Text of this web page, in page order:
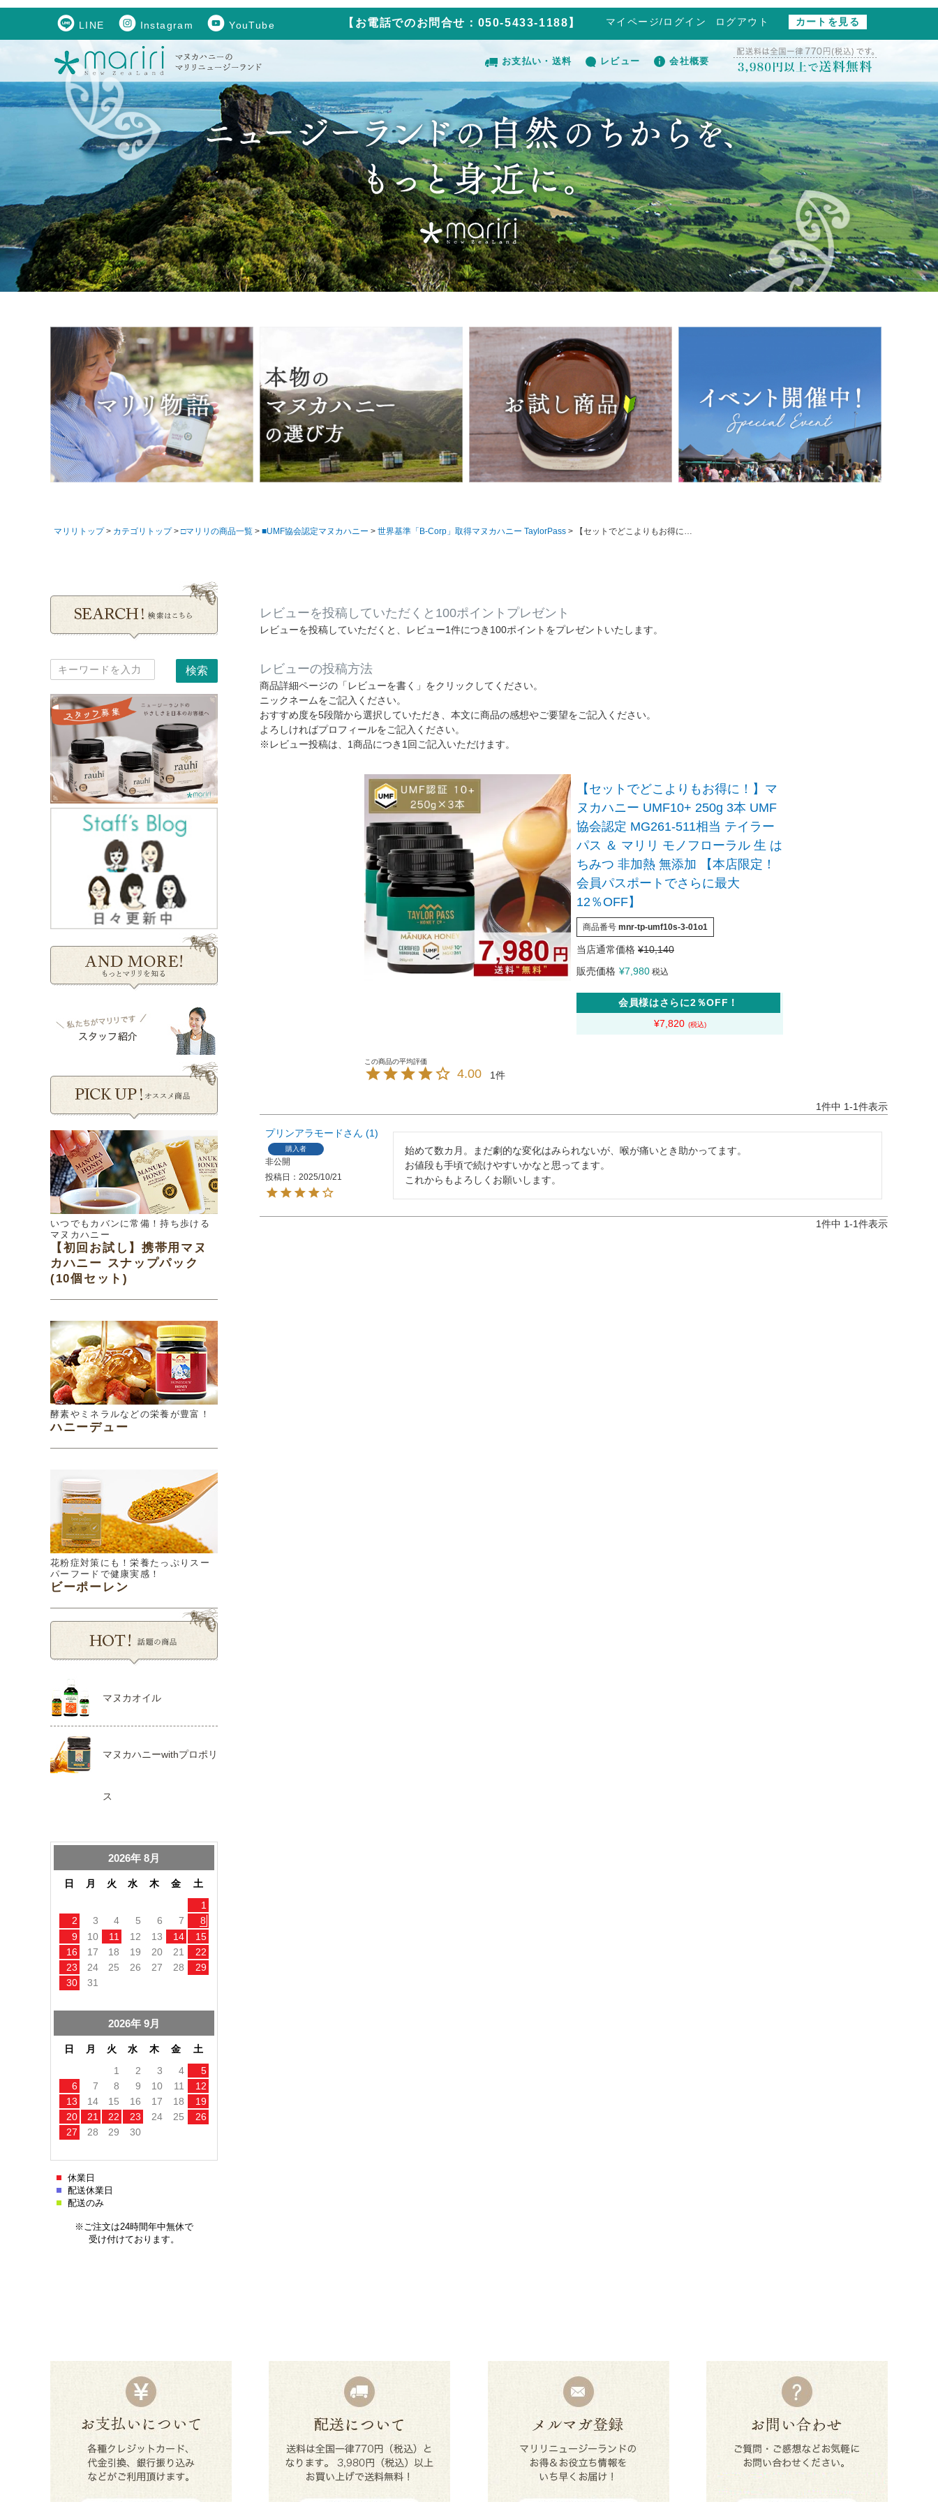
LINE Instagram YouTube 【お電話でのお問合せ：050-5433-1188】 マイページ/ログイン ログアウト カートを見る
お支払い・送料 レビュー 会社概要
マリリトップ カテゴリトップ □マリリの商品一覧 ■UMF協会認定マヌカハニー 世界基準「B-Corp」取得マヌカハニー TaylorPass 【セットでどこよりもお得に！】マヌカハニー UMF10+ 250g 3本 UMF協会認定 MG261-511相当 テイラーパス ＆ マリリ モノフローラル 生 はちみつ 非加熱 無添加 【本店限定！会員パスポートでさらに最大12％OFF】のレビュー
いつでもカバンに常備！持ち歩ける
マヌカハニー
【初回お試し】携帯用マヌ
カハニー スナップパック
(10個セット)
酵素やミネラルなどの栄養が豊富！
ハニーデュー
花粉症対策にも！栄養たっぷりスー
パーフードで健康実感！
ビーポーレン
マヌカオイル
マヌカハニーwithプロポリ
ス
レビューを投稿していただくと100ポイントプレゼント
レビューを投稿していただくと、レビュー1件につき100ポイントをプレゼントいたします。
レビューの投稿方法
商品詳細ページの「レビューを書く」をクリックしてください。
ニックネームをご記入ください。
おすすめ度を5段階から選択していただき、本文に商品の感想やご要望をご記入ください。
よろしければプロフィールをご記入ください。
※レビュー投稿は、1商品につき1回ご記入いただけます。
【セットでどこよりもお得に！】マ
ヌカハニー UMF10+ 250g 3本 UMF
協会認定 MG261-511相当 テイラー
パス ＆ マリリ モノフローラル 生 は
ちみつ 非加熱 無添加 【本店限定！
会員パスポートでさらに最大
12％OFF】
商品番号 mnr-tp-umf10s-3-01o1
当店通常価格 ¥10,140
販売価格 ¥7,980 税込
会員様はさらに2％OFF！
¥7,820
4.00 1
1件中 1-1件表示
プリンアラモード 1
購入者
非公開
投稿日
2025/10/21
始めて数カ月。まだ劇的な変化はみられないが、喉が痛いとき助かってます。
お値段も手頃で続けやすいかなと思ってます。
これからもよろしくお願いします。
1件中 1-1件表示